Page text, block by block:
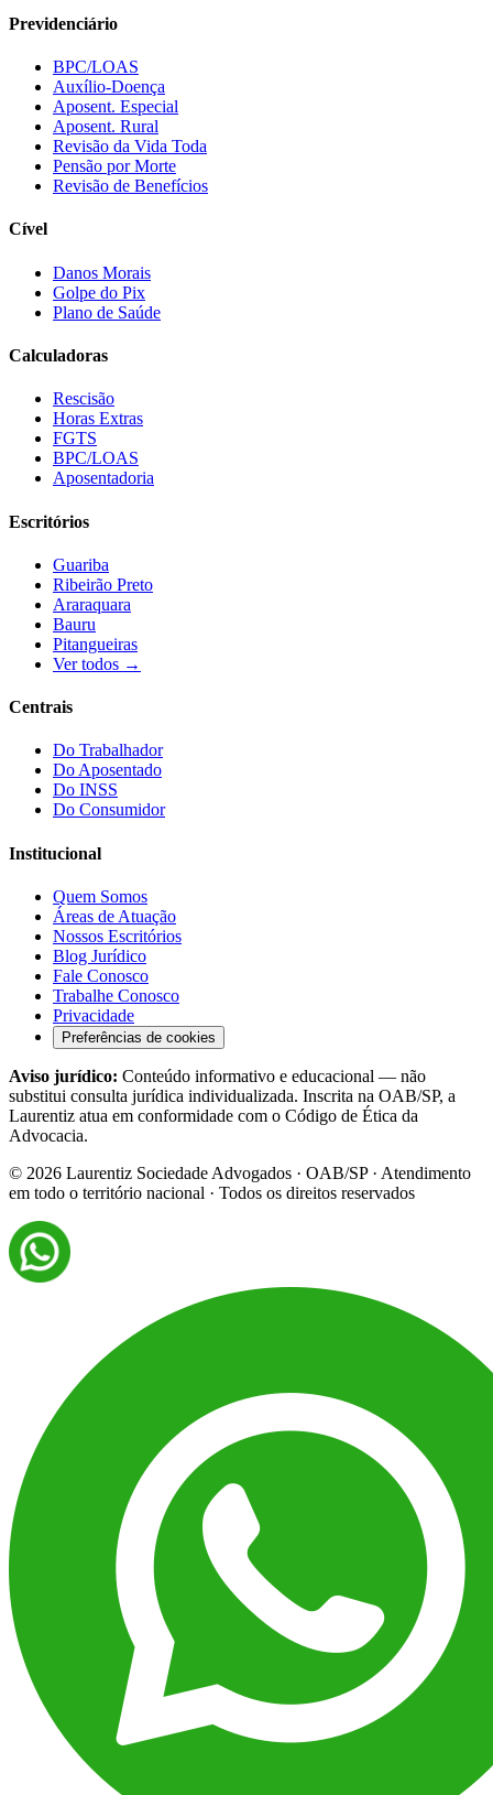
Previdenciário
BPC/LOAS
Auxílio-Doença
Aposent. Especial
Aposent. Rural
Revisão da Vida Toda
Pensão por Morte
Revisão de Benefícios
Cível
Danos Morais
Golpe do Pix
Plano de Saúde
Calculadoras
Rescisão
Horas Extras
FGTS
BPC/LOAS
Aposentadoria
Escritórios
Guariba
Ribeirão Preto
Araraquara
Bauru
Pitangueiras
Ver todos →
Centrais
Do Trabalhador
Do Aposentado
Do INSS
Do Consumidor
Institucional
Quem Somos
Áreas de Atuação
Nossos Escritórios
Blog Jurídico
Fale Conosco
Trabalhe Conosco
Privacidade
Preferências de cookies
Aviso jurídico: Conteúdo informativo e educacional — não
substitui consulta jurídica individualizada. Inscrita na OAB/SP, a
Laurentiz atua em conformidade com o Código de Ética da
Advocacia.
© 2026 Laurentiz Sociedade Advogados · OAB/SP · Atendimento
em todo o território nacional · Todos os direitos reservados